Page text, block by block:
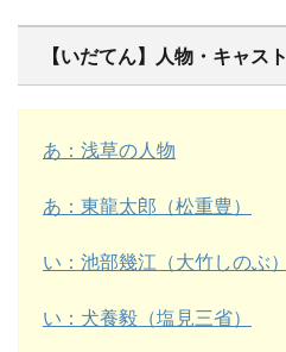
【いだてん】人物・キャスト
あ：浅草の人物
あ：東龍太郎（松重豊）
い：池部幾江（大竹しのぶ）
い：犬養毅（塩見三省）